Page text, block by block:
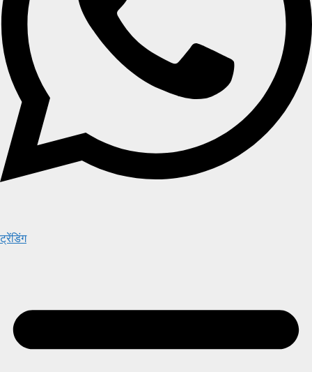
ट्रेंडिंग